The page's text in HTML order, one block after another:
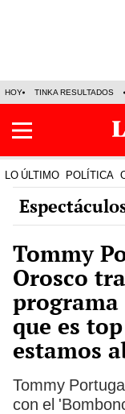
HOY TINKA RESULTADOS
LO ÚLTIMO POLÍTICA
Tommy
Orosco
programa
que es
estamos
Tommy
con el